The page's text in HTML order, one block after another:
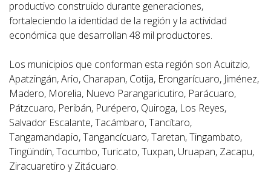
productivo construido durante generaciones,
fortaleciendo la identidad de la región y la actividad
económica que desarrollan 48 mil productores.
Los municipios que conforman esta región son Acuitzio,
Apatzingán, Ario, Charapan, Cotija, Erongarícuaro, Jiménez,
Madero, Morelia, Nuevo Parangaricutiro, Parácuaro,
Pátzcuaro, Peribán, Purépero, Quiroga, Los Reyes,
Salvador Escalante, Tacámbaro, Tancítaro,
Tangamandapio, Tangancícuaro, Taretan, Tingambato,
Tingüindín, Tocumbo, Turicato, Tuxpan, Uruapan, Zacapu,
Ziracuaretiro y Zitácuaro.